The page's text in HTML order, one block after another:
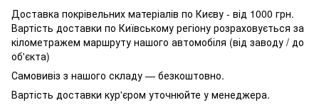
Доставка покрівельних матеріалів по Києву - від 1000 грн.
Вартість доставки по Київському регіону розраховується за
кілометражем маршруту нашого автомобіля (від заводу / до
об'єкта)
Самовивіз з нашого складу — безкоштовно.
Вартість доставки кур'єром уточнюйте у менеджера.